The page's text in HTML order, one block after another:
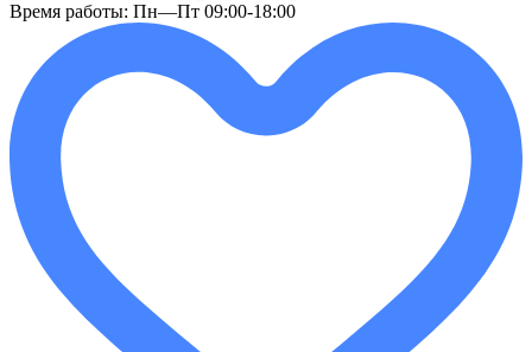
Время работы: Пн—Пт 09:00-18:00